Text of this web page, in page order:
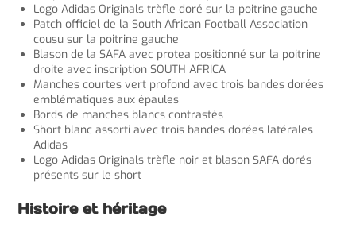
Logo Adidas Originals trèfle doré sur la poitrine gauche
Patch officiel de la South African Football Association
cousu sur la poitrine gauche
Blason de la SAFA avec protea positionné sur la poitrine
droite avec inscription SOUTH AFRICA
Manches courtes vert profond avec trois bandes dorées
emblématiques aux épaules
Bords de manches blancs contrastés
Short blanc assorti avec trois bandes dorées latérales
Adidas
Logo Adidas Originals trèfle noir et blason SAFA dorés
présents sur le short
Histoire et héritage